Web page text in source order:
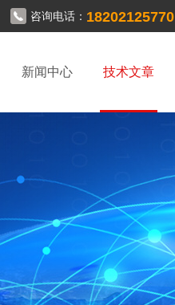
咨询电话： 18202125770
新闻中心 技术文章